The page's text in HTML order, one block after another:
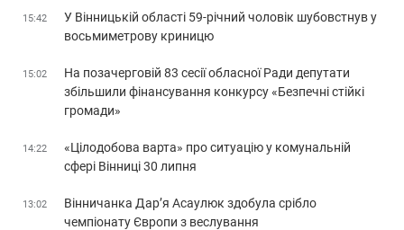
15:42
У Вінницькій області 59-річний чоловік шубовстнув у
восьмиметрову криницю
15:02
На позачерговій 83 сесії обласної Ради депутати
збільшили фінансування конкурсу «Безпечні стійкі
громади»
14:22
«Цілодобова варта» про ситуацію у комунальній
сфері Вінниці 30 липня
13:02
Вінничанка Дар’я Асаулюк здобула срібло
чемпіонату Європи з веслування